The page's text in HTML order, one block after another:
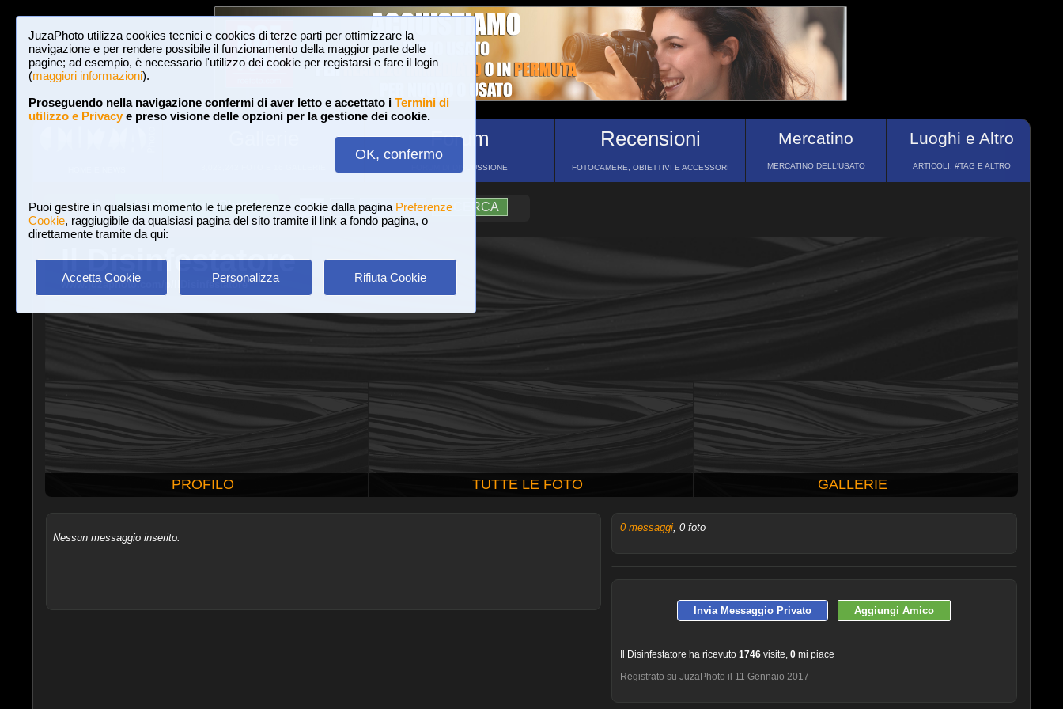
JuzaPhoto utilizza cookies tecnici e cookies di terze parti per ottimizzare la
navigazione e per rendere possibile il funzionamento della maggior parte delle
pagine; ad esempio, è necessario l'utilizzo dei cookie per registarsi e fare il login
(maggiori informazioni).
Proseguendo nella navigazione confermi di aver letto e accettato i Termini di
utilizzo e Privacye preso visione delle opzioni per la gestione dei cookie.
OK, confermo
Puoi gestire in qualsiasi momento le tue preferenze cookie dalla pagina Preferenze
Cookie, raggiugibile da qualsiasi pagina del sito tramite il link a fondo pagina, o
direttamente tramite da qui:
Accetta Cookie Personalizza Rifiuta Cookie
Forum
FORUM DI DISCUSSIONE
Recensioni
FOTOCAMERE, OBIETTIVI E ACCESSORI
Mercatino
MERCATINO DELL'USATO
Luoghi e Altro
ARTICOLI, #TAG E ALTRO
Login Iscriviti a JuzaPhoto! A A ?AIUTO RICERCA
Il Disinfestatore
www.juzaphoto.com/p/IlDisinfestatore
PROFILO TUTTE LE FOTO GALLERIE
Nessun messaggio inserito.
0 messaggi, 0 foto
ULTIME 10 FOTO PUBBLICATE
Invia Messaggio Privato Aggiungi Amico
Il Disinfestatore ha ricevuto 1746visite, 0mi piace
Registrato su JuzaPhoto il 11 Gennaio 2017